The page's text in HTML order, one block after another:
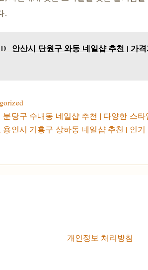
.
안산시 단원구 와동 네일샵 추천 | 가
분당구 수내동 네일샵 추천 | 다양한 스
용인시 기흥구 상하동 네일샵 추천 | 인
개인정보 처리방침